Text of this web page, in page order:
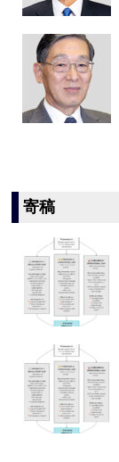
寄稿